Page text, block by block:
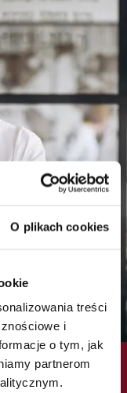
O plikach cookies
treści
i
o tym, jak
partnerom